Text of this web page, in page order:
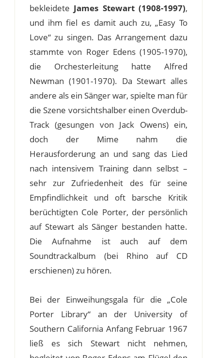
bekleidete James Stewart (1908-1997),
und ihm fiel es damit auch zu, „Easy To
Love“ zu singen. Das Arrangement dazu
stammte von Roger Edens (1905-1970),
die Orchesterleitung hatte Alfred
Newman (1901-1970). Da Stewart alles
andere als ein Sänger war, spielte man für
die Szene vorsichtshalber einen Overdub-
Track (gesungen von Jack Owens) ein,
doch der Mime nahm die
Herausforderung an und sang das Lied
nach intensivem Training dann selbst –
sehr zur Zufriedenheit des für seine
Empfindlichkeit und oft barsche Kritik
berüchtigten Cole Porter, der persönlich
auf Stewart als Sänger bestanden hatte.
Die Aufnahme ist auch auf dem
Soundtrackalbum (bei Rhino auf CD
erschienen) zu hören.
Bei der Einweihungsgala für die „Cole
Porter Library“ an der University of
Southern California Anfang Februar 1967
ließ es sich Stewart nicht nehmen,